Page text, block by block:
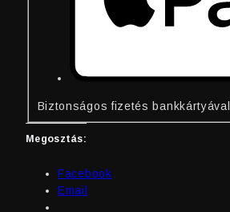
Biztonságos fizetés bankkártyával
Megosztás:
Facebook
Email